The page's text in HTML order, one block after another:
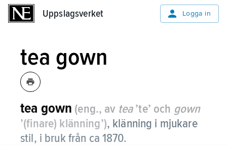
Uppslagsverket Logga in
tea gown
tea gown (eng., av tea’te’ och gown
’(finare) klänning’), klänning i mjukare
stil, i bruk från ca 1870.